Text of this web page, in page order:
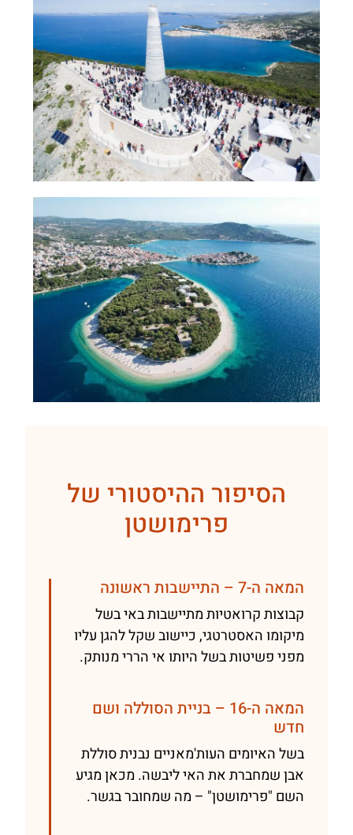
הסיפור ההיסטורי של
פרימושטן
המאה ה-7 – התיישבות ראשונה
קבוצות קרואטיות מתיישבות באי בשל
מיקומו האסטרטגי, כיישוב שקל להגן עליו
מפני פשיטות בשל היותו אי הררי מנותק.
המאה ה-16 – בניית הסוללה ושם
חדש
בשל האיומים העות'מאניים נבנית סוללת
אבן שמחברת את האי ליבשה. מכאן מגיע
השם "פרימושטן" – מה שמחובר בגשר.